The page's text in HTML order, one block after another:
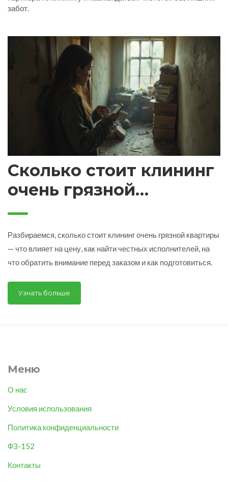
забот.
Сколько стоит клининг
очень грязной
квартиры: реальные
прайсы и советы
Разбираемся, сколько стоит клининг очень грязной квартиры
— что влияет на цену, как найти честных исполнителей, на
что обратить внимание перед заказом и как подготовиться.
Узнать больше
Меню
О нас
Условия использования
Политика конфиденциальности
ФЗ-152
Контакты